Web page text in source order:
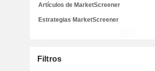
Artículos de MarketScreener
Estrategias MarketScreener
Filtros